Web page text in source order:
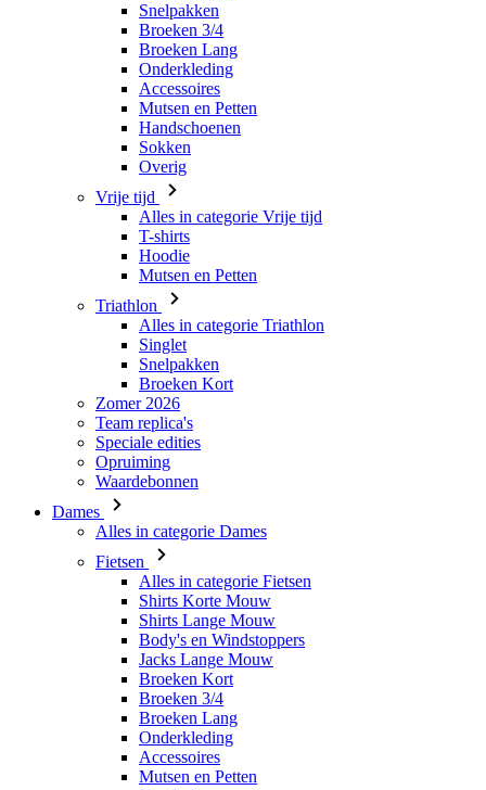
Snelpakken
Broeken 3/4
Broeken Lang
Onderkleding
Accessoires
Mutsen en Petten
Handschoenen
Sokken
Overig
Vrije tijd
Alles in categorie Vrije tijd
T-shirts
Hoodie
Mutsen en Petten
Triathlon
Alles in categorie Triathlon
Singlet
Snelpakken
Broeken Kort
Zomer 2026
Team replica's
Speciale edities
Opruiming
Waardebonnen
Dames
Alles in categorie Dames
Fietsen
Alles in categorie Fietsen
Shirts Korte Mouw
Shirts Lange Mouw
Body's en Windstoppers
Jacks Lange Mouw
Broeken Kort
Broeken 3/4
Broeken Lang
Onderkleding
Accessoires
Mutsen en Petten